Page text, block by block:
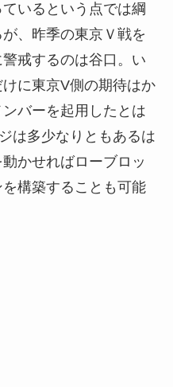
いるという点では綱
、昨季の東京Ｖ戦を
戒するのは谷口。い
に東京V側の期待はか
バーを起用したとは
は多少なりともあるは
かせればローブロッ
構築することも可能